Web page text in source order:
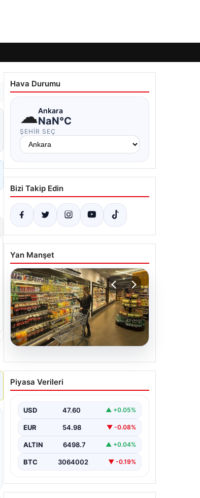
Hava Durumu
☁Ankara
NaN°C
ŞEHIR SEÇ
Bizi Takip Edin
Yan Manşet
05.08.2026
Kılıçdaroğlu: Hesap
sormaktan da vermekten
Piyasa Verileri
USD 47.60 ▲ +0.05%
EUR 54.98 ▼ -0.08%
ALTIN 6498.7 ▲ +0.04%
BTC 3064002 ▼ -0.19%